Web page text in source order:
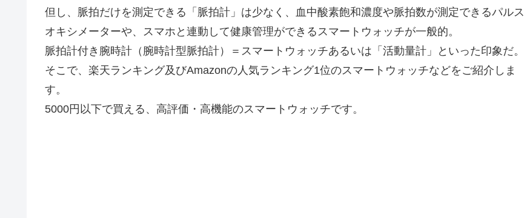
但し、脈拍だけを測定できる「脈拍計」は少なく、血中酸素飽和濃度や脈拍数が測定できるパルス
オキシメーターや、スマホと連動して健康管理ができるスマートウォッチが一般的。
脈拍計付き腕時計（腕時計型脈拍計）＝スマートウォッチあるいは「活動量計」といった印象だ。
そこで、楽天ランキング及びAmazonの人気ランキング1位のスマートウォッチなどをご紹介しま
す。
5000円以下で買える、高評価・高機能のスマートウォッチです。